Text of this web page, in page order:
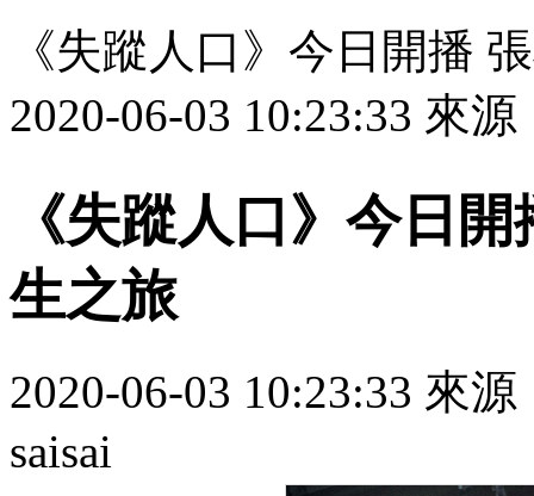
《失蹤人口》今日開播
2020-06-03 10:23:33 來
《失蹤人口》今日
生之旅
2020-06-03 10:23:33 來源
saisai